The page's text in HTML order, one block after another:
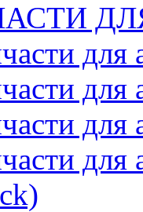
для
для
для